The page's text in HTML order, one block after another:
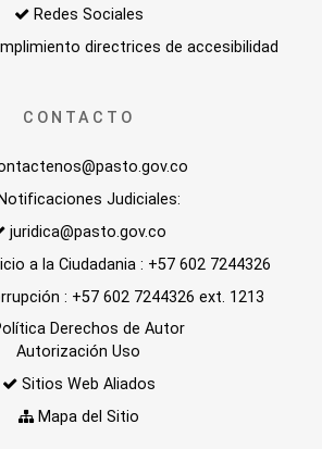
Redes Sociales
directrices de accesibilidad
CONTACTO
Notificaciones Judiciales:
juridica@pasto.gov.co
a la Ciudadania : +57 602 7244326
: +57 602 7244326 ext. 1213
Derechos de Autor
Autorización Uso
Sitios Web Aliados
Mapa del Sitio